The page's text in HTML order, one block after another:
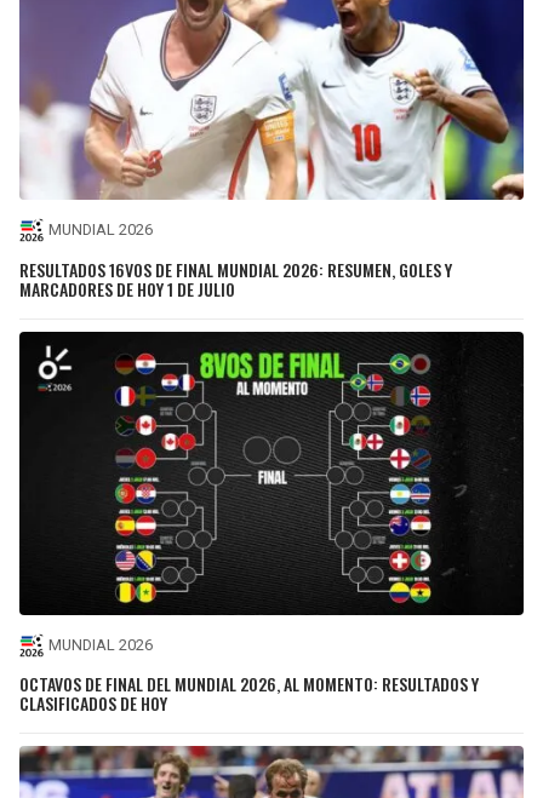
MUNDIAL 2026
RESULTADOS 16VOS DE FINAL MUNDIAL 2026: RESUMEN, GOLES Y
MARCADORES DE HOY 1 DE JULIO
MUNDIAL 2026
OCTAVOS DE FINAL DEL MUNDIAL 2026, AL MOMENTO: RESULTADOS Y
CLASIFICADOS DE HOY